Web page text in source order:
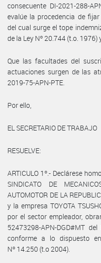
consecuente DI-2021-288-
evalúe la procedencia de
del cual surge el tope
de la Ley Nº 20.744 (t.o.
Que las facultades del
actuaciones surgen de las
2019-75-APN-PTE.
Por ello,
EL SECRETARIO DE TRABAJO
RESUELVE:
ARTICULO 1º.- Declárese
SINDICATO DE
AUTOMOTOR DE LA
y la empresa TOYOTA
por el sector empleador,
52473298-APN-DGD#MT del
conforme a lo dispuesto
Nº 14.250 (t.o 2004).